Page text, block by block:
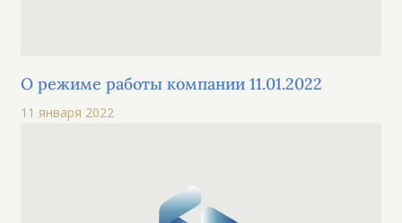
О режиме работы компании 11.01.2022
11 января 2022